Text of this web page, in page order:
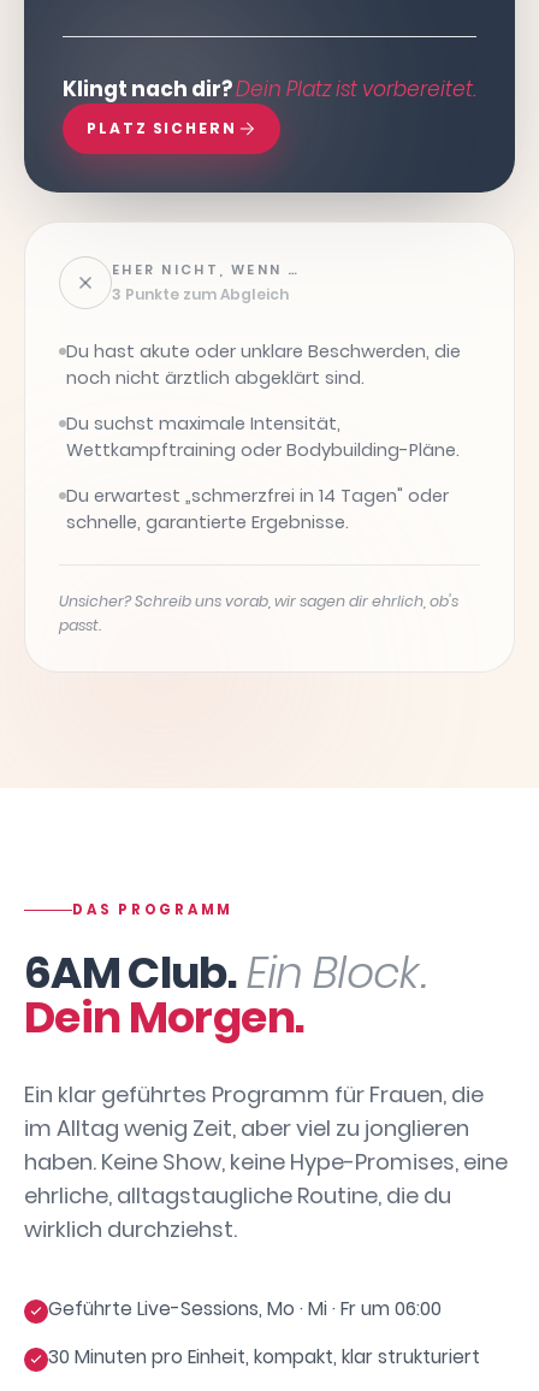
Klingt nach dir?Dein Platz ist vorbereitet.
PLATZ SICHERN
EHER NICHT, WENN …
3 Punkte zum Abgleich
Du hast akute oder unklare Beschwerden, die
noch nicht ärztlich abgeklärt sind.
Du suchst maximale Intensität,
Wettkampftraining oder Bodybuilding-Pläne.
Du erwartest „schmerzfrei in 14 Tagen" oder
schnelle, garantierte Ergebnisse.
Unsicher? Schreib uns vorab, wir sagen dir ehrlich, ob's
passt.
DAS PROGRAMM
6AM Club.Ein Block.
Dein Morgen.
Ein klar geführtes Programm für Frauen, die
im Alltag wenig Zeit, aber viel zu jonglieren
haben. Keine Show, keine Hype-Promises, eine
ehrliche, alltagstaugliche Routine, die du
wirklich durchziehst.
Geführte Live-Sessions, Mo · Mi · Fr um 06:00
30 Minuten pro Einheit, kompakt, klar strukturiert